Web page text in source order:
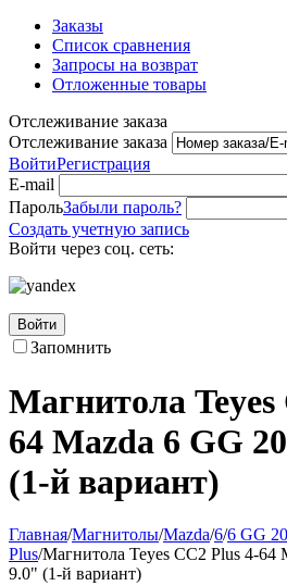
Заказы
Список сравнения
Запросы на возврат
Отложенные товары
Отслеживание заказа
Отслеживание заказа
ВойтиРегистрация
E-mail
ПарольЗабыли пароль?
Создать учетную запись
Войти через соц. сеть:
Войти
Запомнить
Магнитола Teyes
64 Mazda 6 GG
(1-й вариант)
Главная/Магнитолы/Mazda/6/6 GG
Plus/Магнитола Teyes CC2 Plus 4-64
9.0" (1-й вариант)